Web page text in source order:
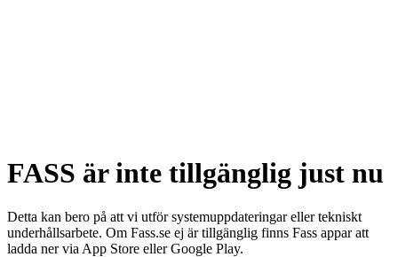
FASS är inte tillgänglig just nu
Detta kan bero på att vi utför systemuppdateringar eller tekniskt
underhållsarbete. Om Fass.se ej är tillgänglig finns Fass appar att
ladda ner via App Store eller Google Play.